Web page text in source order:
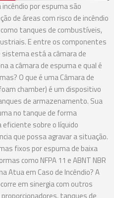
por espuma são
de áreas com risco de incêndio
tanques de combustíveis,
E entre os componentes
está a câmara de
a câmara de espuma e qual é
O que é uma Câmara de
chamber) é um dispositivo
de armazenamento. Sua
no tanque de forma
sobre o líquido
que possa agravar a situação.
fixos por espuma de baixa
como NFPA 11 e ABNT NBR
Atua em Caso de Incêndio? A
em sinergia com outros